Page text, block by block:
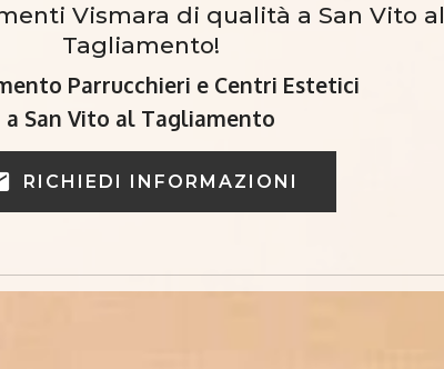
Vismara di qualità a San Vito al
Tagliamento!
Parrucchieri e Centri Estetici
a San Vito al Tagliamento
RICHIEDI INFORMAZIONI